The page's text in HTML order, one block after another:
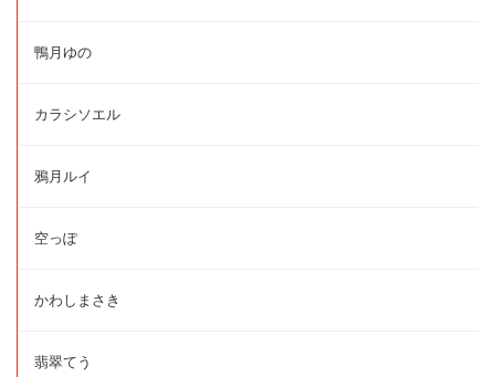
鴨月ゆの
カラシソエル
鴉月ルイ
空っぽ
かわしまさき
翡翠てう